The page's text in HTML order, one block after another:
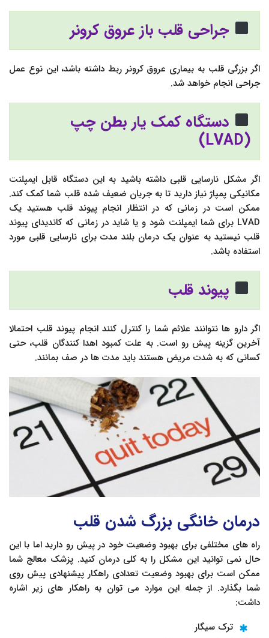
جراحی قلب باز عروق کرونر
اگر بزرگی قلب به بیماری عروق کرونر ربط داشته باشد، این نوع عمل
جراحی انجام خواهد شد.
دستگاه کمک یار بطن چپ
(LVAD)
اگر مشکل نارسایی قلبی داشته باشید به این دستگاه قابل ایمپلنت
مکانیکی پمپاژ نیاز دارید تا به جریان ضعیف شده قلب شما کمک کند.
ممکن است در زمانی که در انتظار انجام پیوند قلب هستید یک
LVAD برای شما ایمپلنت شود و یا شاید در زمانی که کاندیدای پیوند
قلب نیستید به عنوان یک درمان بلند مدت برای نارسایی قلبی مورد
استفاده باشد.
پیوند قلب
اگر دارو ها نتوانند علائم شما را کنترل کنند انجام پیوند قلب احتمالا
آخرین گزینه پیش رو است. به علت کمبود اهدا کنندگان قلب، حتی
کسانی که به شدت مریض هستند باید مدت ها در صف بمانند.
درمان خانگی بزرگ شدن قلب
راه های مختلفی برای بهبود وضعیت خود در پیش رو دارید اما با این
حال نمی توانید این مشکل را به کلی درمان کنید. پزشک معالج شما
ممکن است برای بهبود وضعیت تعدادی راهکار پیشنهادی پیش روی
شما بگذارد. از جمله این موارد می توان به راهکار های زیر اشاره
داشت:
ترک سیگار